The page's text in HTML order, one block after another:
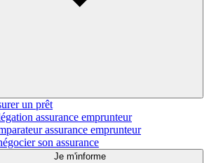
un prêt
assurance emprunteur
assurance emprunteur
son assurance
Je m'informe